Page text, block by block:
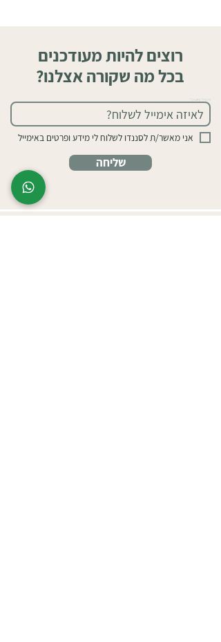
רוצים להיות מעודכנים
בכל מה שקורה אצלנו?
אימייל (חובה)
אני מאשר/ת לסננדו לשלוח לי מידע ופרטים באימייל
שליחה